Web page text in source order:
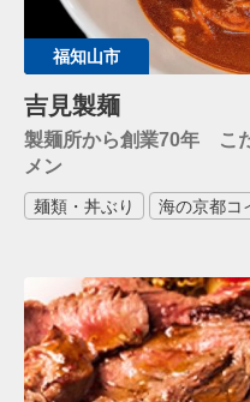
福知山市
吉見製麺
製麺所から創業70年 こ
メン
麺類・丼ぶり 海の京都コ